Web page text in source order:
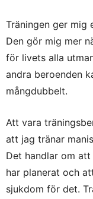
Träningen ger mig
Den gör mig mer
för livets alla
andra beroenden
mångdubbelt.
Att vara
att jag tränar
Det handlar om
har planerat och
sjukdom för det.